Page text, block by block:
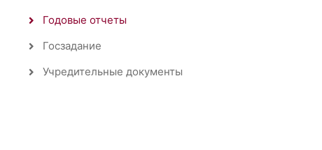
Годовые отчеты
Госзадание
Учредительные документы